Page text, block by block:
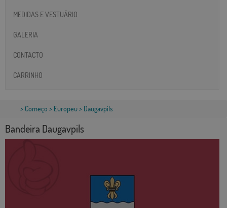
MEDIDAS E VESTUÁRIO
GALERIA
CONTACTO
CARRINHO
> Começo > Europeu> Daugavpils
Bandeira Daugavpils